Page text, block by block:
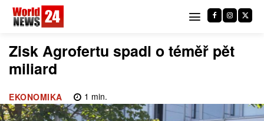
Zisk Agrofertu spadl o téměř pět
miliard
EKONOMIKA 1 min.